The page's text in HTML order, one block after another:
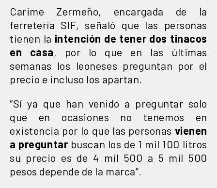
Carime Zermeño, encargada de la
ferretería SIF, señaló que las personas
tienen la intención de tener dos tinacos
en casa, por lo que en las últimas
semanas los leoneses preguntan por el
precio e incluso los apartan.
“Sí ya que han venido a preguntar solo
que en ocasiones no tenemos en
existencia por lo que las personas vienen
a preguntar buscan los de 1 mil 100 litros
su precio es de 4 mil 500 a 5 mil 500
pesos depende de la marca”.